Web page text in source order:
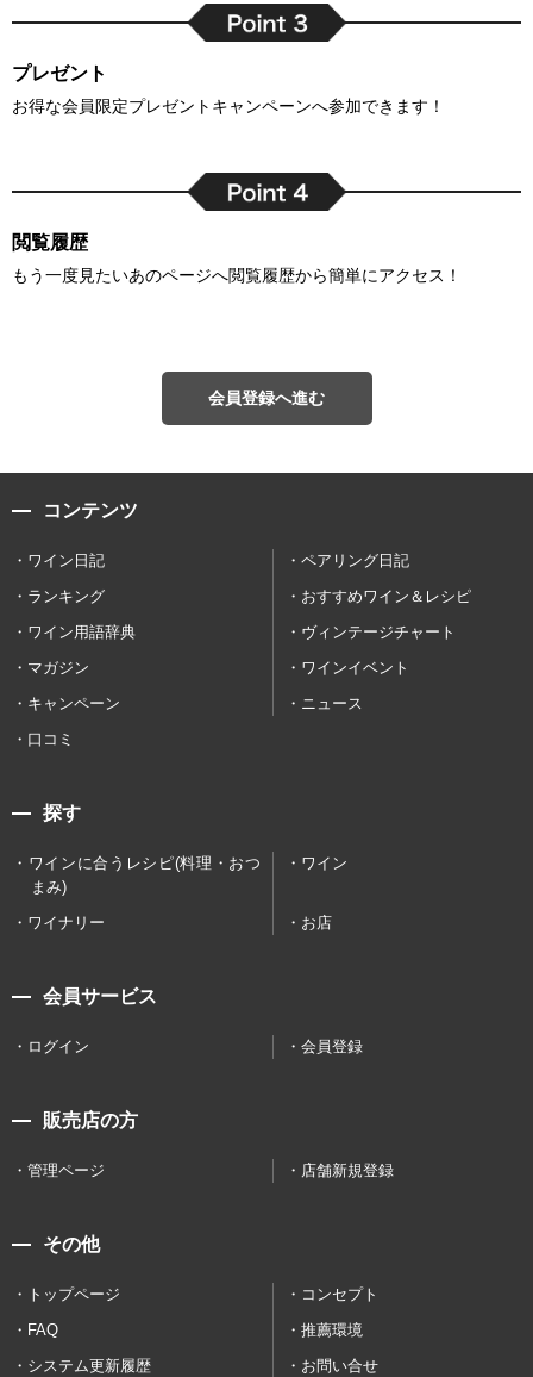
プレゼント
お得な会員限定プレゼントキャンペーンへ参加できます！
閲覧履歴
もう一度見たいあのページへ閲覧履歴から簡単にアクセス！
会員登録へ進む
コンテンツ
ワイン日記
ペアリング日記
ランキング
おすすめワイン＆レシピ
ワイン用語辞典
ヴィンテージチャート
マガジン
ワインイベント
キャンペーン
ニュース
口コミ
探す
ワインに合うレシピ(料理・おつ
まみ)
ワイン
ワイナリー お店
会員サービス
ログイン 会員登録
販売店の方
管理ページ 店舗新規登録
その他
トップページ
コンセプト
FAQ
推薦環境
システム更新履歴
お問い合せ